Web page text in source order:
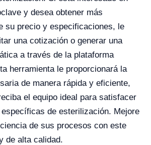
y desea obtener más
su precio y especificaciones, le
una cotización o generar una
a través de la plataforma
herramienta le proporcionará la
de manera rápida y eficiente,
el equipo ideal para satisfacer
de esterilización. Mejore
de sus procesos con este
de alta calidad.